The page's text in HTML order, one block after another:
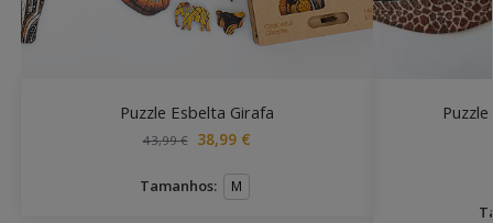
Puzzle Esbelta Girafa
43,99€ 38,99 €
Tamanhos: M